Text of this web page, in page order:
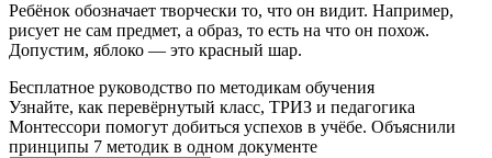
Ребёнок обозначает творчески то, что он видит. Например,
рисует не сам предмет, а образ, то есть на что он похож.
Допустим, яблоко — это красный шар.
Бесплатное руководство по методикам обучения
Узнайте, как перевёрнутый класс, ТРИЗ и педагогика
Монтессори помогут добиться успехов в учёбе. Объяснили
принципы 7 методик в одном документе